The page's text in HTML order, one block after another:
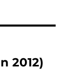
2012)